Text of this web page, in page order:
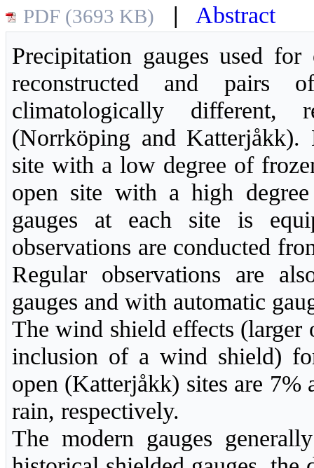
PDF (3693 KB) |
Abstract
Precipitation gauges used
reconstructed and pairs
climatologically different,
(Norrköping and
site with a low degree of
open site with a high
gauges at each site is
observations are conducted
Regular observations are
gauges and with automatic
The wind shield effects (larger
inclusion of a wind shield)
open (Katterjåkk) sites are
rain, respectively.
The modern gauges